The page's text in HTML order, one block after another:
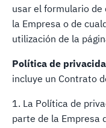
usar el formulario de
la Empresa o de
utilización de la
Política de
incluye un Contrato
1. La Política de
parte de la Empresa